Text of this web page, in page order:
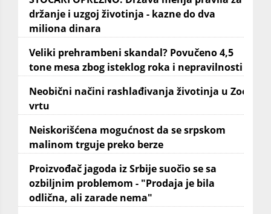
držanje i uzgoj životinja - kazne do dva
miliona dinara
Veliki prehrambeni skandal? Povučeno 4,5
tone mesa zbog isteklog roka i nepravilnosti
Neobični načini rashlađivanja životinja u Zoo
vrtu
Neiskorišćena mogućnost da se srpskom
malinom trguje preko berze
Proizvođač jagoda iz Srbije suočio se sa
ozbiljnim problemom - "Prodaja je bila
odlična, ali zarade nema"